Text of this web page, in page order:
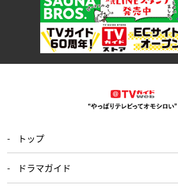
トップ
ドラマガイド